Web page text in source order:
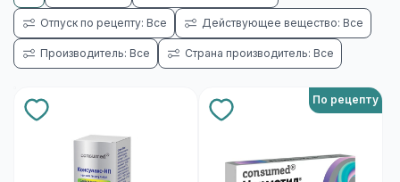
Отпуск по рецепту: Все Действующее вещество: Все
Производитель: Все Страна производитель: Все
По рецепту